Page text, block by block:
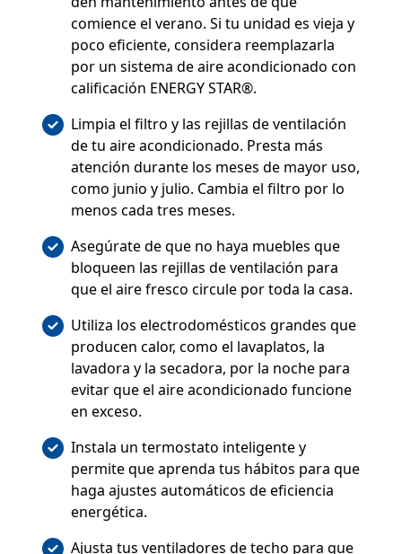
comience el verano. Si tu unidad es vieja y
poco eficiente, considera reemplazarla
por un sistema de aire acondicionado con
calificación ENERGY STAR®.
Limpia el filtro y las rejillas de ventilación
de tu aire acondicionado. Presta más
atención durante los meses de mayor uso,
como junio y julio. Cambia el filtro por lo
menos cada tres meses.
Asegúrate de que no haya muebles que
bloqueen las rejillas de ventilación para
que el aire fresco circule por toda la casa.
Utiliza los electrodomésticos grandes que
producen calor, como el lavaplatos, la
lavadora y la secadora, por la noche para
evitar que el aire acondicionado funcione
en exceso.
Instala un termostato inteligente y
permite que aprenda tus hábitos para que
haga ajustes automáticos de eficiencia
energética.
Ajusta tus ventiladores de techo para que